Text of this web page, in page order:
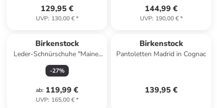
129,95 €
UVP: 130,00 €*
144,99 €
UVP: 190,00 €*
Birkenstock
Leder-Schnürschuhe "Maine"
in Beige
-27%
ab: 119,99 €
UVP: 165,00 €*
Birkenstock
Pantoletten Madrid in Cognac
139,95 €